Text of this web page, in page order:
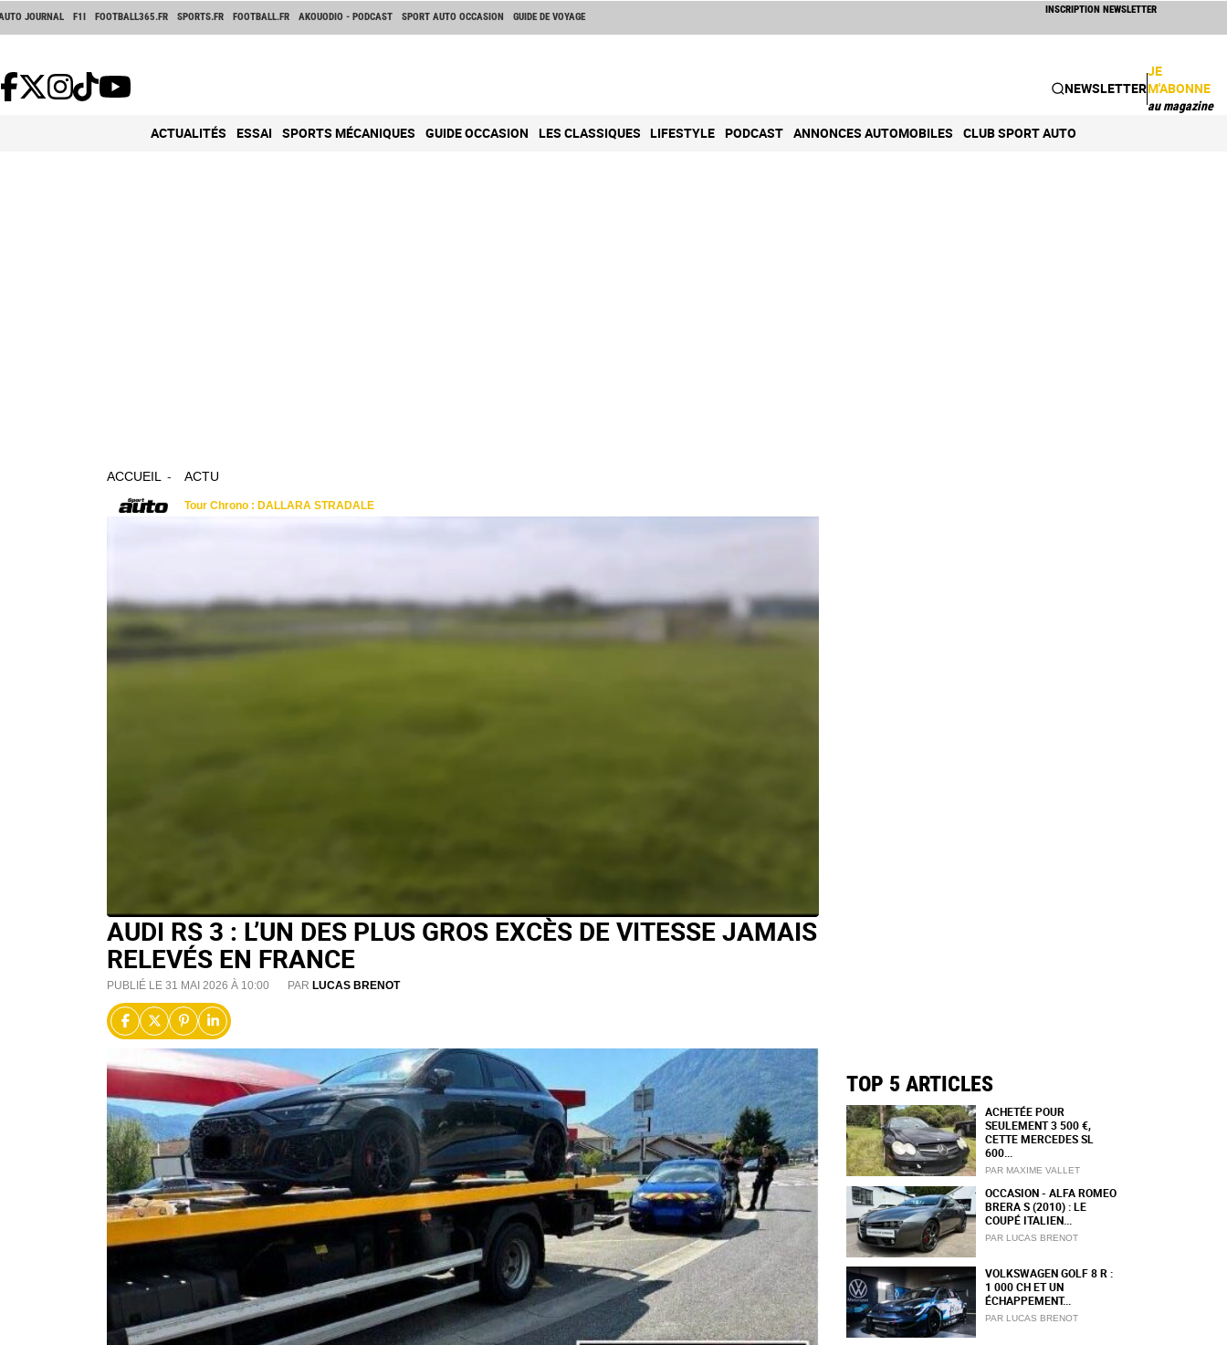
JOURNAL F1I FOOTBALL365.FR SPORTS.FR FOOTBALL.FR AKOUODIO - PODCAST SPORT AUTO OCCASION GUIDE DE VOYAGE
INSCRIPTION NEWSLETTER
NEWSLETTER
JE
M'ABONNE
au magazine
ACTUALITÉS ESSAI SPORTS MÉCANIQUES GUIDE OCCASION LES CLASSIQUES LIFESTYLE PODCAST ANNONCES AUTOMOBILES CLUB SPORT AUTO
ACCUEIL ACTU
AUDI RS 3 : L’UN DES PLUS GROS EXCÈS DE VITESSE JAMAIS
RELEVÉS EN FRANCE
PUBLIÉ LE 31 MAI 2026 À 10:00 PAR LUCAS BRENOT
TOP 5 ARTICLES
ACHETÉE POUR
SEULEMENT 3 500 €,
CETTE MERCEDES SL
600...
PAR MAXIME VALLET
OCCASION - ALFA ROMEO
BRERA S (2010) : LE
COUPÉ ITALIEN...
PAR LUCAS BRENOT
VOLKSWAGEN GOLF 8 R :
1 000 CH ET UN
ÉCHAPPEMENT...
PAR LUCAS BRENOT